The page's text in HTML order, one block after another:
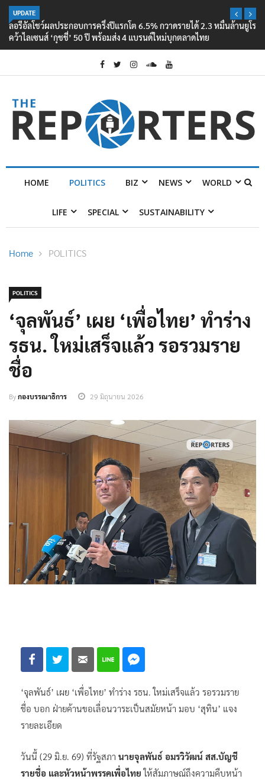
UPDATE
ลอรีอัลโชว์ผลประกอบการครึ่งปีแรกโต 6.5% กวาดรายได้ 2.3 หมื่นล้านยูโร
คว้าไลเซนส์ ‘กุชชี่’ 50 ปี พร้อมส่ง 4 แบรนด์ใหม่บุกตลาดไทย
HOME POLITICS BIZ NEWS WORLD
LIFE SPECIAL SUSTAINABILITY
Home POLITICS
POLITICS
‘จุลพันธ์’ เผย ‘เพื่อไทย’ ทำร่าง
รธน. ใหม่เสร็จแล้ว รอรวมราย
ชื่อ
Byกองบรรณาธิการ 29 มิถุนายน 2026
‘จุลพันธ์’ เผย ‘เพื่อไทย’ ทำร่าง รธน. ใหม่เสร็จแล้ว รอรวมราย
ชื่อ บอก ฝ่ายค้านขอเลื่อนวาระเป็นสมัยหน้า มอบ ‘สุทิน’ แจง
รายละเอียด
วันนี้ (29 มิ.ย. 69) ที่รัฐสภา นายจุลพันธ์ อมรวิวัฒน์ สส.บัญชี
รายชื่อ และหัวหน้าพรรคเพื่อไทย ให้สัมภาษณ์ถึงความคืบหน้า